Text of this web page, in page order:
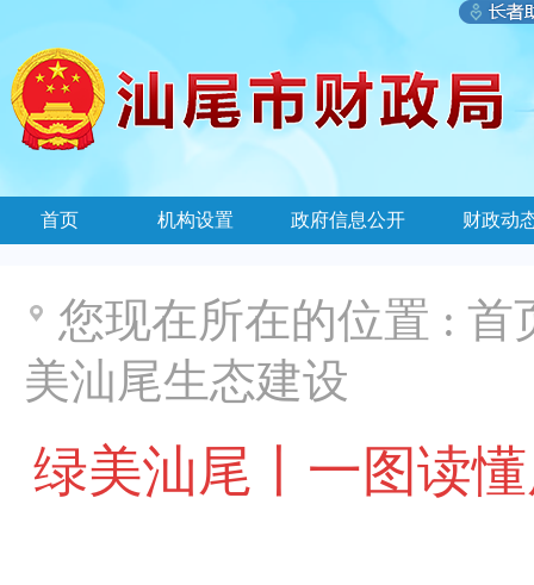
首页 机构设置 政府信息公开 财政动
您现在所在的位置 : 首
美汕尾生态建设
绿美汕尾丨一图读